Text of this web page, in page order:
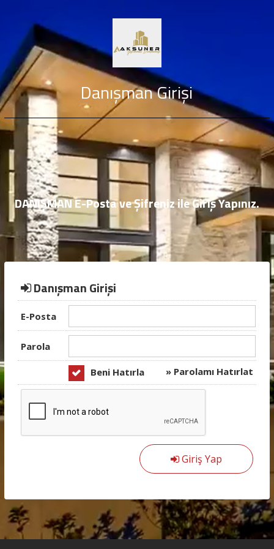
Danışman Girişi
DANIŞMAN E-Posta ve Şifreniz ile Giriş Yapınız.
Danışman Girişi
E-Posta
Parola
Beni Hatırla » Parolamı Hatırlat
Giriş Yap